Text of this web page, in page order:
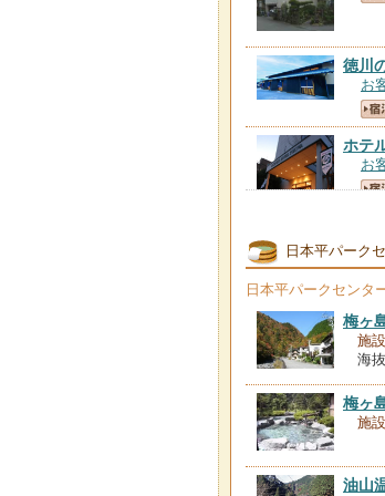
徳川
お
ホテ
お
将軍
お
日本平パーク
日本平パークセンタ
梅ヶ
施
海
梅ヶ
施
油山